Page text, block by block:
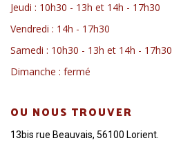
Jeudi : 10h30 - 13h et 14h - 17h30
Vendredi : 14h - 17h30
Samedi : 10h30 - 13h et 14h - 17h30
Dimanche : fermé
OU NOUS TROUVER
13bis rue Beauvais, 56100 Lorient.